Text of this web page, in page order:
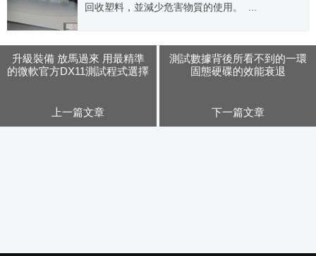
回收塑料，並減少危害物質的使用。 ...
升級裝備 放馬過來 用最精準
的微軟官方DX11測試程式選擇
上一篇文章
測試數據背後所看不到的一環
固態硬碟的效能衰退
下一篇文章